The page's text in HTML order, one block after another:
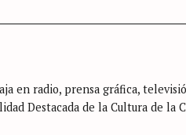
en radio, prensa gráfica,
Destacada de la Cultura de la